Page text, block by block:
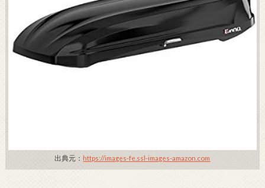
出典元： https://images-fe.ssl-images-amazon.com